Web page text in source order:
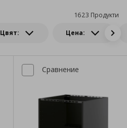
Цвят: Цена:
1623 Продукти
Сравнение